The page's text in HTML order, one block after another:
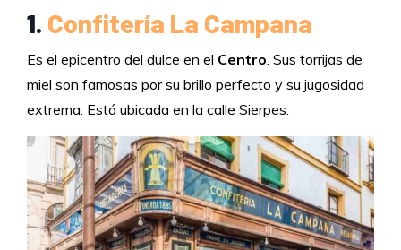
1. Confitería La Campana
Es el epicentro del dulce en el Centro. Sus torrijas de
miel son famosas por su brillo perfecto y su jugosidad
extrema. Está ubicada en la calle Sierpes.